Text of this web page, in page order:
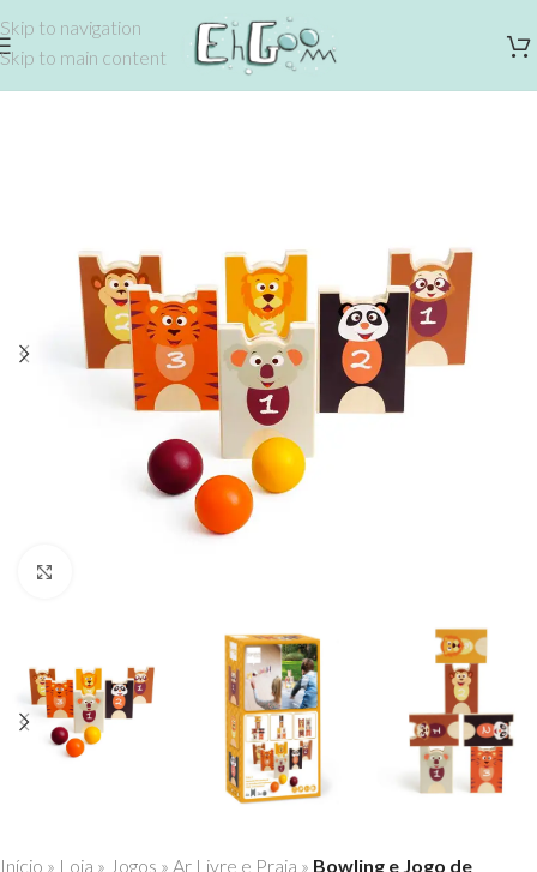
Skip to navigation
Skip to main content
Início » Loja » Jogos » Ar Livre e Praia » Bowling e Jogo de